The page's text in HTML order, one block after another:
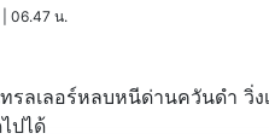
06.47 น.
รลเลอร์หลบหนีด่านควันดำ วิ่ง
ปได้